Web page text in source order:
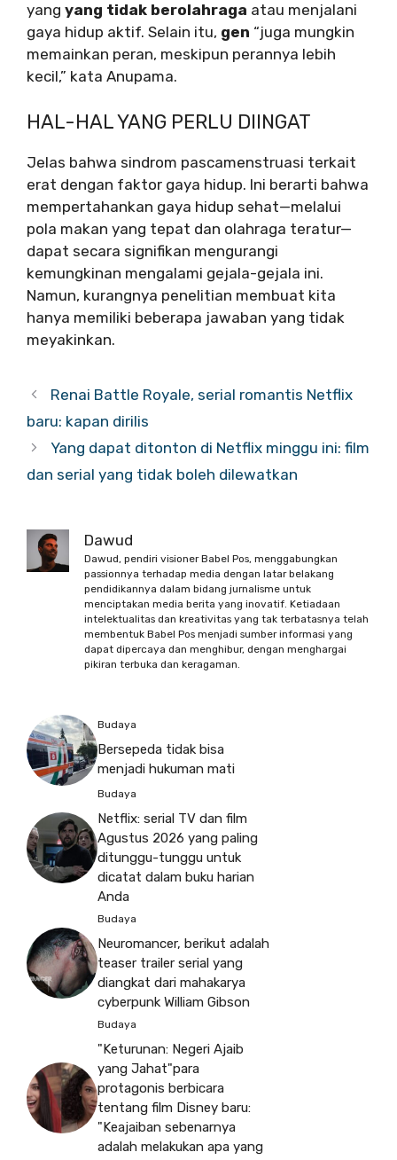
yang yang tidak berolahraga atau menjalani
gaya hidup aktif. Selain itu, gen “juga mungkin
memainkan peran, meskipun perannya lebih
kecil,” kata Anupama.
HAL-HAL YANG PERLU DIINGAT
Jelas bahwa sindrom pascamenstruasi terkait
erat dengan faktor gaya hidup. Ini berarti bahwa
mempertahankan gaya hidup sehat—melalui
pola makan yang tepat dan olahraga teratur—
dapat secara signifikan mengurangi
kemungkinan mengalami gejala-gejala ini.
Namun, kurangnya penelitian membuat kita
hanya memiliki beberapa jawaban yang tidak
meyakinkan.
Renai Battle Royale, serial romantis Netflix
baru: kapan dirilis
Yang dapat ditonton di Netflix minggu ini: film
dan serial yang tidak boleh dilewatkan
Dawud
Dawud, pendiri visioner Babel Pos, menggabungkan
passionnya terhadap media dengan latar belakang
pendidikannya dalam bidang jurnalisme untuk
menciptakan media berita yang inovatif. Ketiadaan
intelektualitas dan kreativitas yang tak terbatasnya telah
membentuk Babel Pos menjadi sumber informasi yang
dapat dipercaya dan menghibur, dengan menghargai
pikiran terbuka dan keragaman.
Budaya
Bersepeda tidak bisa
menjadi hukuman mati
Budaya
Netflix: serial TV dan film
Agustus 2026 yang paling
ditunggu-tunggu untuk
dicatat dalam buku harian
Anda
Budaya
Neuromancer, berikut adalah
teaser trailer serial yang
diangkat dari mahakarya
cyberpunk William Gibson
Budaya
"Keturunan: Negeri Ajaib
yang Jahat"para
protagonis berbicara
tentang film Disney baru:
"Keajaiban sebenarnya
adalah melakukan apa yang